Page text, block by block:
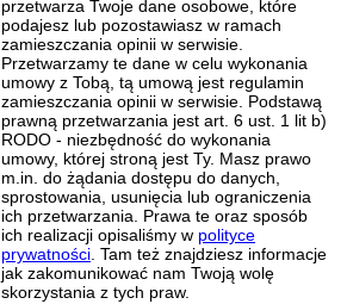
przetwarza Twoje dane osobowe, które
podajesz lub pozostawiasz w ramach
zamieszczania opinii w serwisie.
Przetwarzamy te dane w celu wykonania
umowy z Tobą, tą umową jest regulamin
zamieszczania opinii w serwisie. Podstawą
prawną przetwarzania jest art. 6 ust. 1 lit b)
RODO - niezbędność do wykonania
umowy, której stroną jest Ty. Masz prawo
m.in. do żądania dostępu do danych,
sprostowania, usunięcia lub ograniczenia
ich przetwarzania. Prawa te oraz sposób
ich realizacji opisaliśmy w polityce
prywatności . Tam też znajdziesz informacje
jak zakomunikować nam Twoją wolę
skorzystania z tych praw.